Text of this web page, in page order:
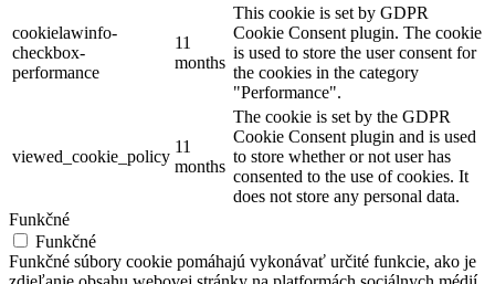
cookielawinfo-
checkbox-
performance
11
months
This cookie is set by GDPR
Cookie Consent plugin. The cookie
is used to store the user consent for
the cookies in the category
"Performance".
viewed_cookie_policy
11
months
The cookie is set by the GDPR
Cookie Consent plugin and is used
to store whether or not user has
consented to the use of cookies. It
does not store any personal data.
Funkčné
Funkčné
Funkčné súbory cookie pomáhajú vykonávať určité funkcie, ako je